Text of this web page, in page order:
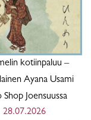
kotiinpaluu –
Ayana Usami
Shop Joensuussa
28.07.2026